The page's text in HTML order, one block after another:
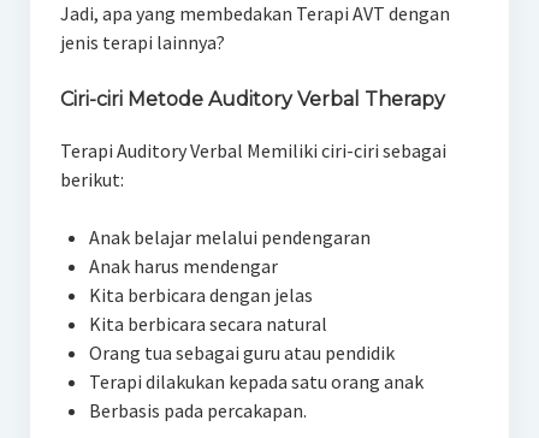
Jadi, apa yang membedakan Terapi AVT dengan
jenis terapi lainnya?
Ciri-ciri Metode Auditory Verbal Therapy
Terapi Auditory Verbal Memiliki ciri-ciri sebagai
berikut:
Anak belajar melalui pendengaran
Anak harus mendengar
Kita berbicara dengan jelas
Kita berbicara secara natural
Orang tua sebagai guru atau pendidik
Terapi dilakukan kepada satu orang anak
Berbasis pada percakapan.